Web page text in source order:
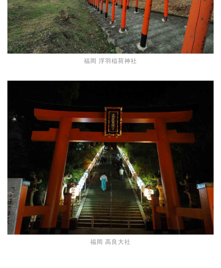
福岡 浮羽稲荷神社
福岡 高良大社